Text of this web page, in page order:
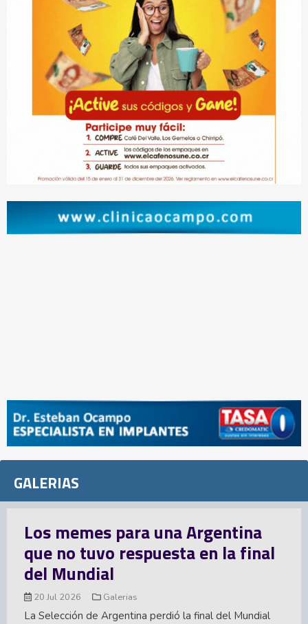
GALERIAS
Los memes para una Argentina
que no tuvo respuesta en la final
del Mundial
20 Jul 2026 Galerias
La Selección de Argentina perdió la final del Mundial